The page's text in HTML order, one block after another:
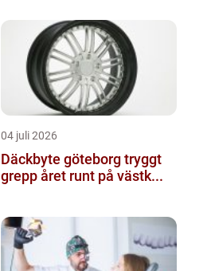
04 juli 2026
Däckbyte göteborg tryggt
grepp året runt på västk...